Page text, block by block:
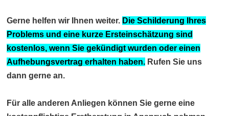
Gerne helfen wir Ihnen weiter. Die Schilderung Ihres
Problems und eine kurze Ersteinschätzung sind
kostenlos, wenn Sie gekündigt wurden oder einen
Aufhebungsvertrag erhalten haben. Rufen Sie uns
dann gerne an.
Für alle anderen Anliegen können Sie gerne eine